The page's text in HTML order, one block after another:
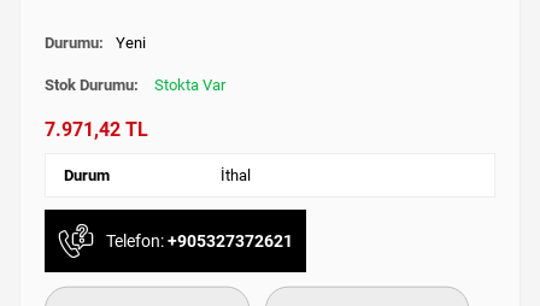
Durumu: Yeni
Stok Durumu: Stokta Var
7.971,42 TL
Durum İthal
Telefon:+905327372621